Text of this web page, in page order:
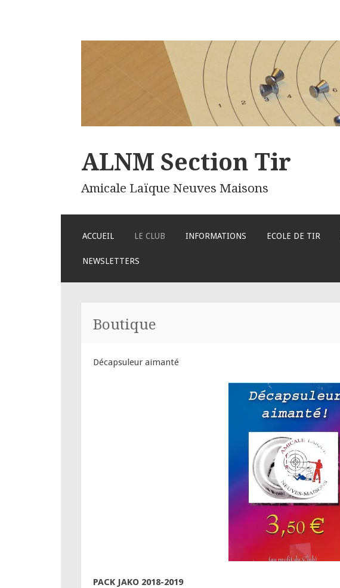
ALNM Section Tir
Amicale Laïque Neuves Maisons
ACCUEIL LE CLUB INFORMATIONS ECOLE DE TIR
NEWSLETTERS
Boutique
Décapsuleur aimanté
PACK JAKO 2018-2019